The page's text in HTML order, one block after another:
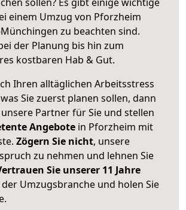
einem Umzug von Pforzheim
zu beachten sind.
der Planung bis hin zum
kostbaren Hab & Gut.
Ihren alltäglichen Arbeitsstress
Sie zuerst planen sollen, dann
Partner für Sie und stellen
Angebote in Pforzheim mit
Zögern Sie nicht, unsere
zu nehmen und lehnen Sie
Sie unserer 11 Jahre
der Umzugsbranche und holen Sie